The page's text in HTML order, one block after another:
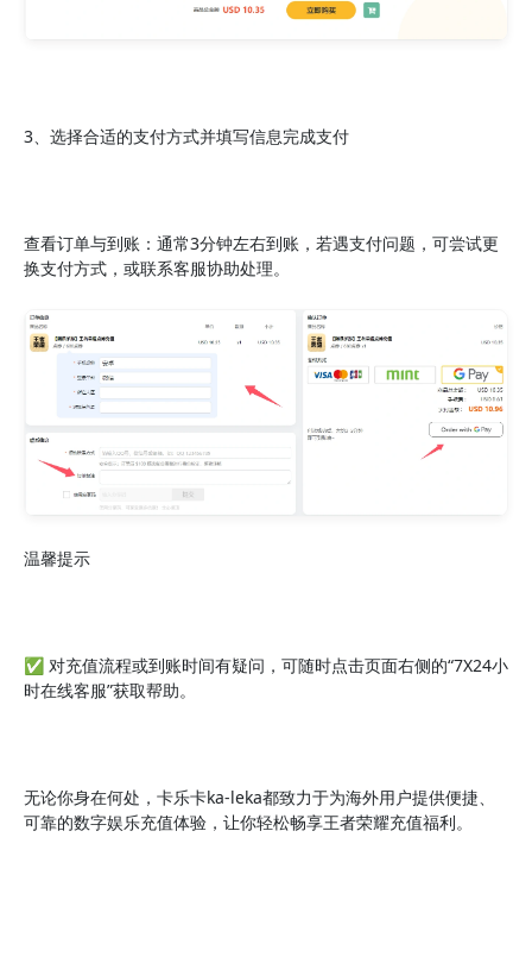
3、选择合适的支付方式并填写信息完成支付
查看订单与到账：通常3分钟左右到账，若遇支付问题，可尝试更
换支付方式，或联系客服协助处理。
温馨提示
✅ 对充值流程或到账时间有疑问，可随时点击页面右侧的“7X24小
时在线客服”获取帮助。
无论你身在何处，卡乐卡ka-leka都致力于为海外用户提供便捷、
可靠的数字娱乐充值体验，让你轻松畅享王者荣耀充值福利。